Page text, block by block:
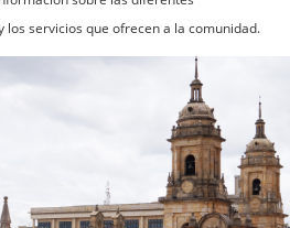
los servicios que ofrecen a la comunidad.